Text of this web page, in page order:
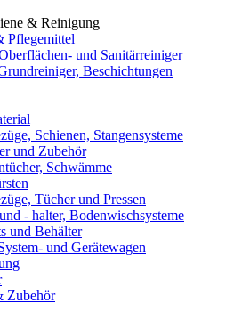
& Reinigung
Pflegemittel
und Sanitärreiniger
Beschichtungen
Schienen, Stangensysteme
und Zubehör
Schwämme
Tücher und Pressen
- halter, Bodenwischsysteme
und Behälter
und Gerätewagen
Zubehör